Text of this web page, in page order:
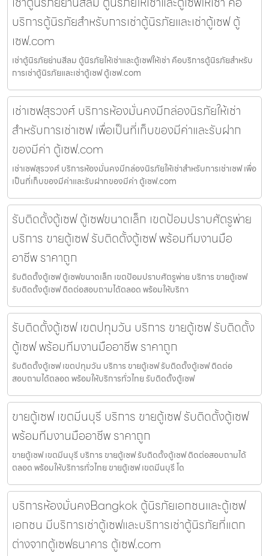
บริการตู้นิรภัยสำหรับการเช่าตู้นิรภัยและเช่าตู้เซฟ ตู้
เซฟ.com
เช่าตู้นิรภัยย่านสีลม ตู้นิรภัยให้เช่าและตู้เซฟให้เช่า คือบริการตู้นิรภัยสำหรับ
การเช่าตู้นิรภัยและเช่าตู้เซฟ ตู้เซฟ.com
เช่าเซฟสุรวงศ์ บริการห้องมั่นคงมีกล่องนิรภัยให้เช่า
สำหรับการเช่าเซฟ เพื่อเป็นที่เก็บของมีค่าและรับฝาก
ของมีค่า ตู้เซฟ.com
เช่าเซฟสุรวงศ์ บริการห้องมั่นคงมีกล่องนิรภัยให้เช่าสำหรับการเช่าเซฟ เพื่อ
เป็นที่เก็บของมีค่าและรับฝากของมีค่า ตู้เซฟ.com
รับติดตั้งตู้เซฟ ตู้เซฟขนาดเล็ก เขตป้อมปราบศัตรูพ่าย
บริการ ขายตู้เซฟ รับติดตั้งตู้เซฟ พร้อมทีมงานมือ
อาชีพ ราคาถูก
รับติดตั้งตู้เซฟ ตู้เซฟขนาดเล็ก เขตป้อมปราบศัตรูพ่าย บริการ ขายตู้เซฟ
รับติดตั้งตู้เซฟ ติดต่อสอบถามได้ตลอด พร้อมให้บริกา
รับติดตั้งตู้เซฟ เขตปทุมวัน บริการ ขายตู้เซฟ รับติดตั้ง
ตู้เซฟ พร้อมทีมงานมืออาชีพ ราคาถูก
รับติดตั้งตู้เซฟ เขตปทุมวัน บริการ ขายตู้เซฟ รับติดตั้งตู้เซฟ ติดต่อ
สอบถามได้ตลอด พร้อมให้บริการทั่วไทย รับติดตั้งตู้เซฟ
ขายตู้เซฟ เขตมีนบุรี บริการ ขายตู้เซฟ รับติดตั้งตู้เซฟ
พร้อมทีมงานมืออาชีพ ราคาถูก
ขายตู้เซฟ เขตมีนบุรี บริการ ขายตู้เซฟ รับติดตั้งตู้เซฟ ติดต่อสอบถามได้
ตลอด พร้อมให้บริการทั่วไทย ขายตู้เซฟ เขตมีนบุรี โด
บริการห้องมั่นคงBangkok ตู้นิรภัยเอกชนและตู้เซฟ
เอกชน มีบริการเช่าตู้เซฟและบริการเช่าตู้นิรภัยที่แตก
ต่างจากตู้เซฟธนาคาร ตู้เซฟ.com